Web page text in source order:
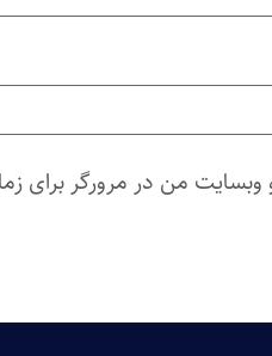
وبسایت من در مرورگر برای